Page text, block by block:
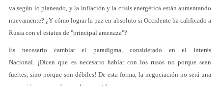
va según lo planeado, y la inflación y la crisis energética están aumentando
nuevamente? ¿Y cómo lograr la paz en absoluto si Occidente ha calificado a
Rusia con el estatus de "principal amenaza"?
Es necesario cambiar el paradigma, considerado en el Interés
Nacional. ¡Dicen que es necesario hablar con los rusos no porque sean
fuertes, sino porque son débiles! De esta forma, la negociación no será una